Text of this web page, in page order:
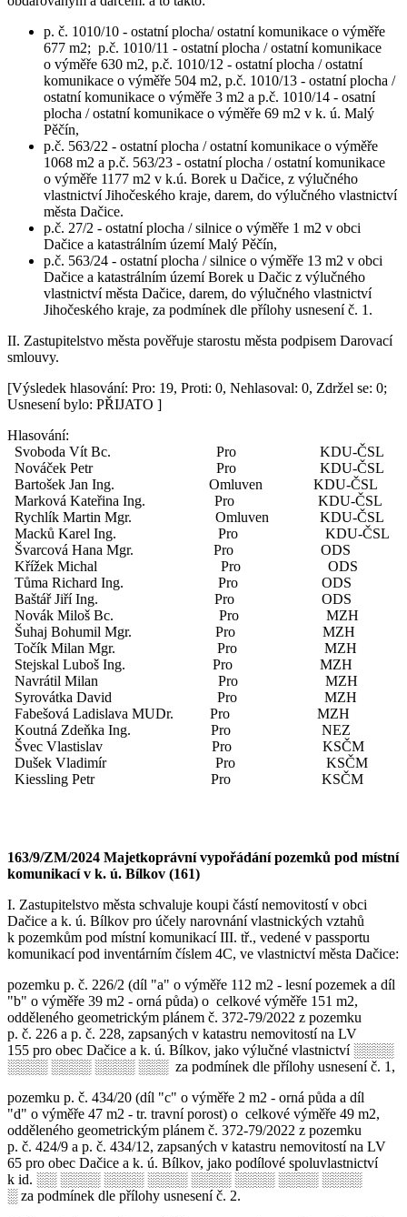
p. č. 1010/10 - ostatní plocha/ ostatní komunikace o výměře
677 m2; p.č. 1010/11 - ostatní plocha / ostatní komunikace
o výměře 630 m2, p.č. 1010/12 - ostatní plocha / ostatní
komunikace o výměře 504 m2, p.č. 1010/13 - ostatní plocha /
ostatní komunikace o výměře 3 m2 a p.č. 1010/14 - osatní
plocha / ostatní komunikace o výměře 69 m2 v k. ú. Malý
Pěčín,
p.č. 563/22 - ostatní plocha / ostatní komunikace o výměře
1068 m2 a p.č. 563/23 - ostatní plocha / ostatní komunikace
o výměře 1177 m2 v k.ú. Borek u Dačice, z výlučného
vlastnictví Jihočeského kraje, darem, do výlučného vlastnictví
města Dačice.
p.č. 27/2 - ostatní plocha / silnice o výměře 1 m2 v obci
Dačice a katastrálním území Malý Pěčín,
p.č. 563/24 - ostatní plocha / silnice o výměře 13 m2 v obci
Dačice a katastrálním území Borek u Dačic z výlučného
vlastnictví města Dačice, darem, do výlučného vlastnictví
Jihočeského kraje, za podmínek dle přílohy usnesení č. 1.
II. Zastupitelstvo města pověřuje starostu města podpisem Darovací
smlouvy.
[Výsledek hlasování: Pro: 19, Proti: 0, Nehlasoval: 0, Zdržel se: 0;
Usnesení bylo: PŘIJATO ]
Hlasování:
Svoboda Vít Bc. Pro KDU-ČSL
Nováček Petr Pro KDU-ČSL
Bartošek Jan Ing. Omluven KDU-ČSL
Marková Kateřina Ing. Pro KDU-ČSL
Rychlík Martin Mgr. Omluven KDU-ČSL
Macků Karel Ing. Pro KDU-ČSL
Švarcová Hana Mgr. Pro ODS
Křížek Michal Pro ODS
Tůma Richard Ing. Pro ODS
Baštář Jiří Ing. Pro ODS
Novák Miloš Bc. Pro MZH
Šuhaj Bohumil Mgr. Pro MZH
Točík Milan Mgr. Pro MZH
Stejskal Luboš Ing. Pro MZH
Navrátil Milan Pro MZH
Syrovátka David Pro MZH
Fabešová Ladislava MUDr. Pro MZH
Koutná Zdeňka Ing. Pro NEZ
Švec Vlastislav Pro KSČM
Dušek Vladimír Pro KSČM
Kiessling Petr Pro KSČM
163/9/ZM/2024 Majetkoprávní vypořádání pozemků pod místní
komunikací v k. ú. Bílkov (161)
I. Zastupitelstvo města schvaluje koupi částí nemovitostí v obci
Dačice a k. ú. Bílkov pro účely narovnání vlastnických vztahů
k pozemkům pod místní komunikací III. tř., vedené v passportu
komunikací pod inventárním číslem 4C, ve vlastnictví města Dačice:
pozemku p. č. 226/2 (díl "a" o výměře 112 m2 - lesní pozemek a díl
"b" o výměře 39 m2 - orná půda) o celkové výměře 151 m2,
odděleného geometrickým plánem č. 372-79/2022 z pozemku
p. č. 226 a p. č. 228, zapsaných v katastru nemovitostí na LV
155 pro obec Dačice a k. ú. Bílkov, jako výlučné vlastnictví ░░░░
░░░░ ░░░░ ░░░░ ░░░ za podmínek dle přílohy usnesení č. 1,
pozemku p. č. 434/20 (díl "c" o výměře 2 m2 - orná půda a díl
"d" o výměře 47 m2 - tr. travní porost) o celkové výměře 49 m2,
odděleného geometrickým plánem č. 372-79/2022 z pozemku
p. č. 424/9 a p. č. 434/12, zapsaných v katastru nemovitostí na LV
65 pro obec Dačice a k. ú. Bílkov, jako podílové spoluvlastnictví
k id. ░░ ░░░░ ░░░░ ░░░░ ░░░░ ░░░░ ░░░░ ░░░░
░ za podmínek dle přílohy usnesení č. 2.